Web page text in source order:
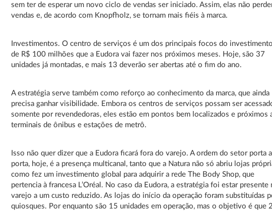
sem ter de esperar um novo ciclo de vendas ser iniciado. Assim, elas não
vendas e, de acordo com Knopfholz, se tornam mais fiéis à marca.
Investimentos. O centro de serviços é um dos principais focos do investimento
de R$ 100 milhões que a Eudora vai fazer nos próximos meses. Hoje, são 37
unidades já montadas, e mais 13 deverão ser abertas até o fim do ano.
A estratégia serve também como reforço ao conhecimento da marca, que ainda
precisa ganhar visibilidade. Embora os centros de serviços possam ser
somente por revendedoras, eles estão em pontos bem localizados e próximos
terminais de ônibus e estações de metrô.
Isso não quer dizer que a Eudora ficará fora do varejo. A ordem do setor porta a
porta, hoje, é a presença multicanal, tanto que a Natura não só abriu lojas
como fez um investimento global para adquirir a rede The Body Shop, que
pertencia à francesa L’Oréal. No caso da Eudora, a estratégia foi estar presente
varejo a um custo reduzido. As lojas do início da operação foram substituídas
quiosques. Por enquanto são 15 unidades em operação, mas o objetivo é que